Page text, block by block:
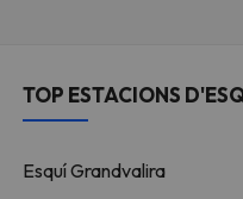
TOP ESTACIONS
Esquí Grandvalira